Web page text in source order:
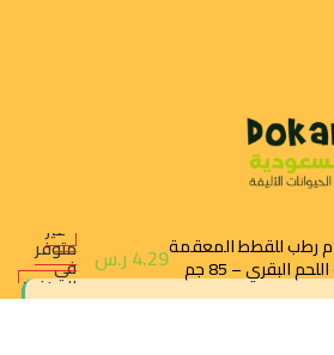
رطب للقطط المعقمة4.29 ر.س
غير
متوفر
في
المخزون